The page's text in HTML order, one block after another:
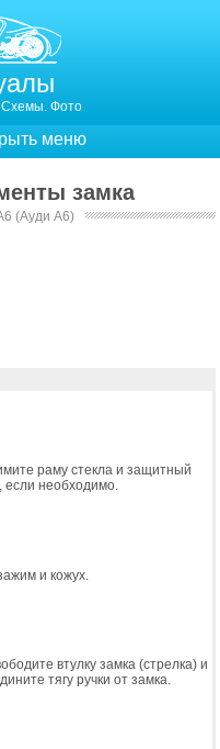
Схемы. Фото
меню
замка
(Ауди А6)
раму стекла и защитный
если необходимо.
и кожух.
втулку замка (стрелка) и
тягу ручки от замка.